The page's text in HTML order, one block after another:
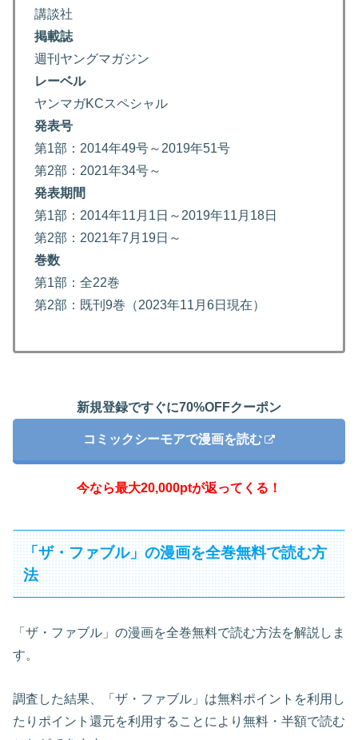
講談社
掲載誌
週刊ヤングマガジン
レーベル
ヤンマガKCスペシャル
発表号
第1部：2014年49号～2019年51号
第2部：2021年34号～
発表期間
第1部：2014年11月1日～2019年11月18日
第2部：2021年7月19日～
巻数
第1部：全22巻
第2部：既刊9巻（2023年11月6日現在）
新規登録ですぐに70%OFFクーポン
コミックシーモアで漫画を読む
今なら最大20,000ptが返ってくる！
「ザ・ファブル」の漫画を全巻無料で読む方
法
「ザ・ファブル」の漫画を全巻無料で読む方法を解説しま
す。
調査した結果、「ザ・ファブル」は無料ポイントを利用し
たりポイント還元を利用することにより無料・半額で読む